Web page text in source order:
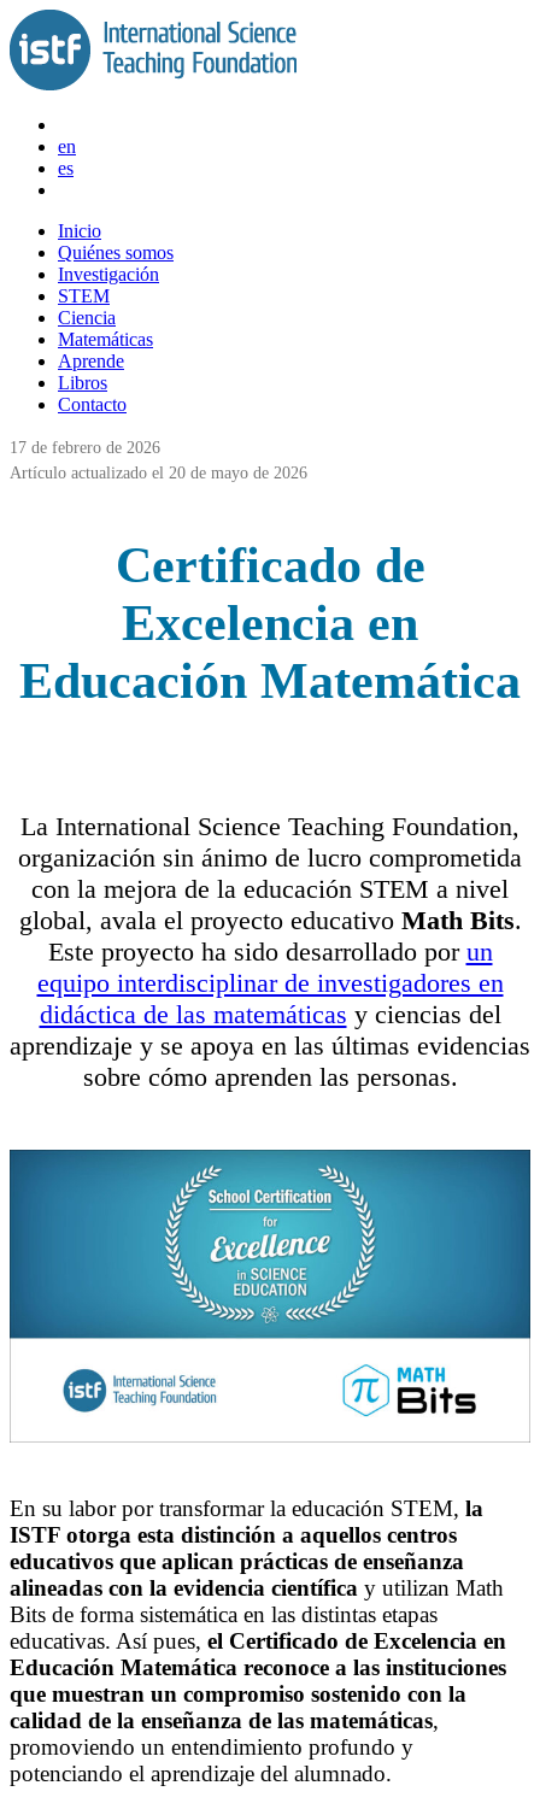
Saltar
al
contenido
en
es
Inicio
Quiénes somos
Investigación
STEM
Ciencia
Matemáticas
Aprende
Libros
Contacto
17 de febrero de 2026
Artículo actualizado el 20 de mayo de 2026
Certificado de
Excelencia en
Educación Matemática
La International Science Teaching Foundation,
organización sin ánimo de lucro comprometida
con la mejora de la educación STEM a nivel
global, avala el proyecto educativo Math Bits.
Este proyecto ha sido desarrollado por un
equipo interdisciplinar de investigadores en
didáctica de las matemáticas y ciencias del
aprendizaje y se apoya en las últimas evidencias
sobre cómo aprenden las personas.
En su labor por transformar la educación STEM, la
ISTF otorga esta distinción a aquellos centros
educativos que aplican prácticas de enseñanza
alineadas con la evidencia científica y utilizan Math
Bits de forma sistemática en las distintas etapas
educativas. Así pues, el Certificado de Excelencia en
Educación Matemática reconoce a las instituciones
que muestran un compromiso sostenido con la
calidad de la enseñanza de las matemáticas,
promoviendo un entendimiento profundo y
potenciando el aprendizaje del alumnado.